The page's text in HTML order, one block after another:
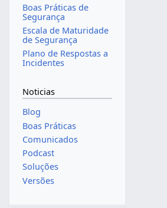
Boas Práticas de
Segurança
Escala de Maturidade
de Segurança
Plano de Respostas a
Incidentes
Noticias
Blog
Boas Práticas
Comunicados
Podcast
Soluções
Versões